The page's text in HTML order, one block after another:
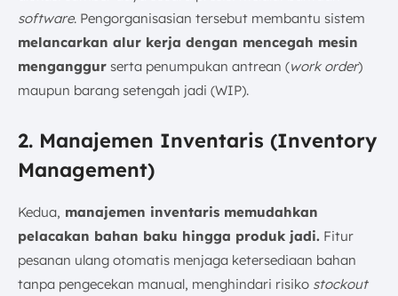
software. Pengorganisasian tersebut membantu sistem
melancarkan alur kerja dengan mencegah mesin
menganggur serta penumpukan antrean (work order)
maupun barang setengah jadi (WIP).
2. Manajemen Inventaris (Inventory
Management)
Kedua, manajemen inventaris memudahkan
pelacakan bahan baku hingga produk jadi. Fitur
pesanan ulang otomatis menjaga ketersediaan bahan
tanpa pengecekan manual, menghindari risiko stockout